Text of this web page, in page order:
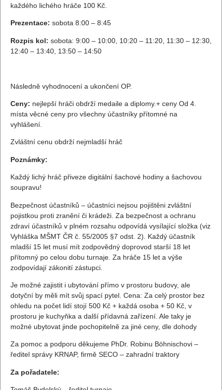
každého lichého hráče 100 Kč.
Prezentace: sobota 8:00 – 8:45
Rozpis kol: sobota: 9:00 – 10:00, 10:20 – 11:20, 11:30 – 12:30,
12:40 – 13:40, 13:50 – 14:50
Následně vyhodnocení a ukončení OP.
Ceny: nejlepší hráči obdrží medaile a diplomy.+ ceny Od 4.
místa věcné ceny pro všechny účastníky přítomné na
vyhlášení.
Zvláštní cenu obdrží nejmladší hráč
Poznámky:
Každý lichý hráč přiveze digitální šachové hodiny a šachovou
soupravu!
Bezpečnost účastníků – účastníci nejsou pojištěni zvláštní
pojistkou proti zranění či krádeži. Za bezpečnost a ochranu
zdraví účastníků v plném rozsahu odpovídá vysílající složka (viz
Vyhláška MŠMT ČR č. 55/2005 §7 odst. 2). Každý účastník
mladší 15 let musí mít zodpovědný doprovod starší 18 let
přítomný po celou dobu turnaje. Za hráče 15 let a výše
zodpovídají zákonití zástupci.
Je možné zajistit i ubytování přímo v prostoru budovy, ale
dotyční by měli mít svůj spací pytel. Cena: Za celý prostor bez
ohledu na počet lidí stojí 500 Kč + každá osoba + 50 Kč, v
prostoru je kuchyňka a další přídavná zařízení. Ale taky je
možné ubytovat jinde pochopitelně za jiné ceny, dle dohody
Za pomoc a podporu děkujeme PhDr. Robinu Böhnischovi –
ředitel správy KRNAP, firmě SECO – zahradní traktory
Za pořadatele: